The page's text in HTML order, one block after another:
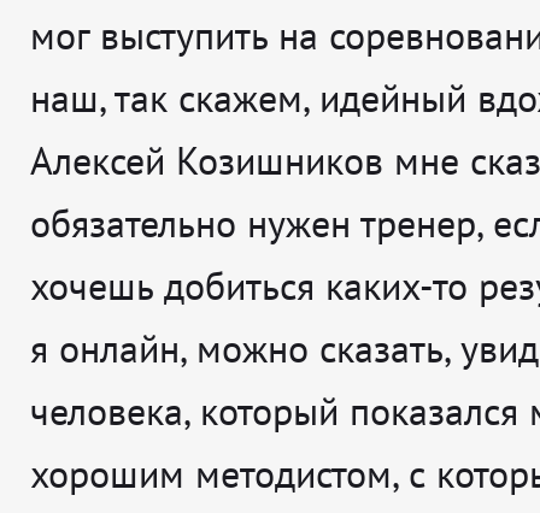
мог выступить на
наш, так скажем, идейный
Алексей Козишников мне
обязательно нужен тренер,
хочешь добиться каких-то
я онлайн, можно сказать,
человека, который показался
хорошим методистом, с